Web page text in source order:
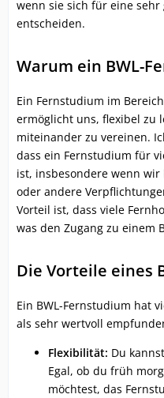
wenn sie sich für eine sehr
entscheiden.
Warum ein BWL-
Ein Fernstudium im
ermöglicht uns, flexibel zu
miteinander zu vereinen.
dass ein Fernstudium für
ist, insbesondere wenn
oder andere
Vorteil ist, dass viele
was den Zugang zu einem
Die Vorteile eines
Ein BWL-Fernstudium hat
als sehr wertvoll
Flexibilität: Du
Egal, ob du früh
möchtest, das